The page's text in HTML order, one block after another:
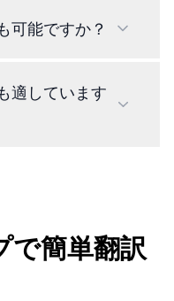
可能ですか？
適しています
で簡単翻訳